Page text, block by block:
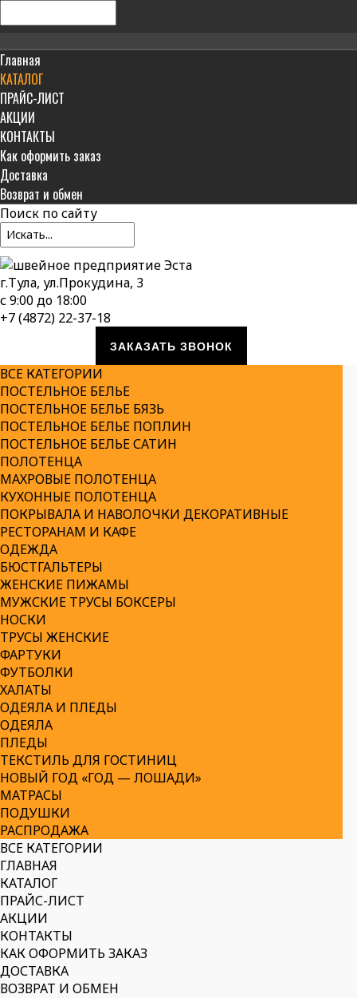
Главная
КАТАЛОГ
ПРАЙС-ЛИСТ
АКЦИИ
КОНТАКТЫ
Как оформить заказ
Доставка
Возврат и обмен
Поиск по сайту
г.Тула, ул.Прокудина, 3
с 9:00 до 18:00
+7 (4872) 22-37-18
ЗАКАЗАТЬ ЗВОНОК
ВСЕ КАТЕГОРИИ
ПОСТЕЛЬНОЕ БЕЛЬЕ
ПОСТЕЛЬНОЕ БЕЛЬЕ БЯЗЬ
ПОСТЕЛЬНОЕ БЕЛЬЕ ПОПЛИН
ПОСТЕЛЬНОЕ БЕЛЬЕ САТИН
ПОЛОТЕНЦА
МАХРОВЫЕ ПОЛОТЕНЦА
КУХОННЫЕ ПОЛОТЕНЦА
ПОКРЫВАЛА И НАВОЛОЧКИ ДЕКОРАТИВНЫЕ
РЕСТОРАНАМ И КАФЕ
ОДЕЖДА
БЮСТГАЛЬТЕРЫ
ЖЕНСКИЕ ПИЖАМЫ
МУЖСКИЕ ТРУСЫ БОКСЕРЫ
НОСКИ
ТРУСЫ ЖЕНСКИЕ
ФАРТУКИ
ФУТБОЛКИ
ХАЛАТЫ
ОДЕЯЛА И ПЛЕДЫ
ОДЕЯЛА
ПЛЕДЫ
ТЕКСТИЛЬ ДЛЯ ГОСТИНИЦ
НОВЫЙ ГОД «ГОД — ЛОШАДИ»
МАТРАСЫ
ПОДУШКИ
РАСПРОДАЖА
ВСЕ КАТЕГОРИИ
ГЛАВНАЯ
КАТАЛОГ
ПРАЙС-ЛИСТ
АКЦИИ
КОНТАКТЫ
КАК ОФОРМИТЬ ЗАКАЗ
ДОСТАВКА
ВОЗВРАТ И ОБМЕН